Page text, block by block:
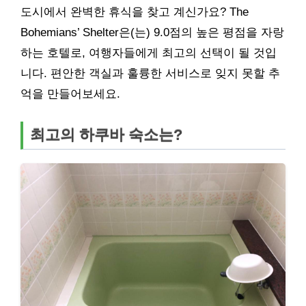
도시에서 완벽한 휴식을 찾고 계신가요? The
Bohemians’ Shelter은(는) 9.0점의 높은 평점을 자랑
하는 호텔로, 여행자들에게 최고의 선택이 될 것입
니다. 편안한 객실과 훌륭한 서비스로 잊지 못할 추
억을 만들어보세요.
최고의 하쿠바 숙소는?